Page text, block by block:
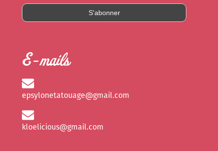
E-mails
epsylonetatouage@gmail.com
kloelicious@gmail.com